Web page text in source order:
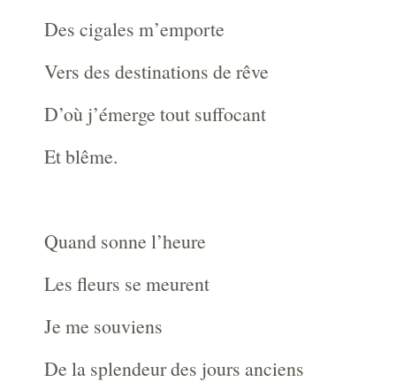
Des cigales m’emporte
Vers des destinations de rêve
D’où j’émerge tout suffocant
Et blême.
Quand sonne l’heure
Les fleurs se meurent
Je me souviens
De la splendeur des jours anciens